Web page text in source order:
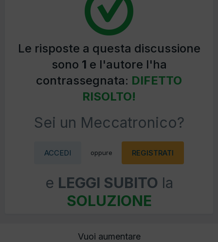
Le risposte a questa discussione
sono 1 e l'autore l'ha
contrassegnata: DIFETTO
RISOLTO!
Sei un Meccatronico?
ACCEDI oppure REGISTRATI
e LEGGI SUBITO la
SOLUZIONE
Vuoi aumentare